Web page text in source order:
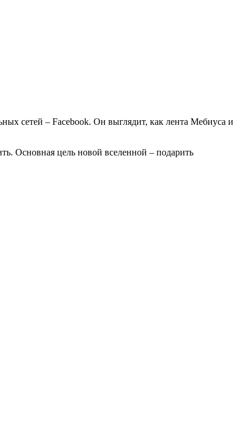
сетей – Facebook. Он выглядит, как лента Мебиуса и
Основная цель новой вселенной – подарить